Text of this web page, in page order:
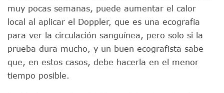
muy pocas semanas, puede aumentar el calor
local al aplicar el Doppler, que es una ecografía
para ver la circulación sanguínea, pero solo si la
prueba dura mucho, y un buen ecografista sabe
que, en estos casos, debe hacerla en el menor
tiempo posible.